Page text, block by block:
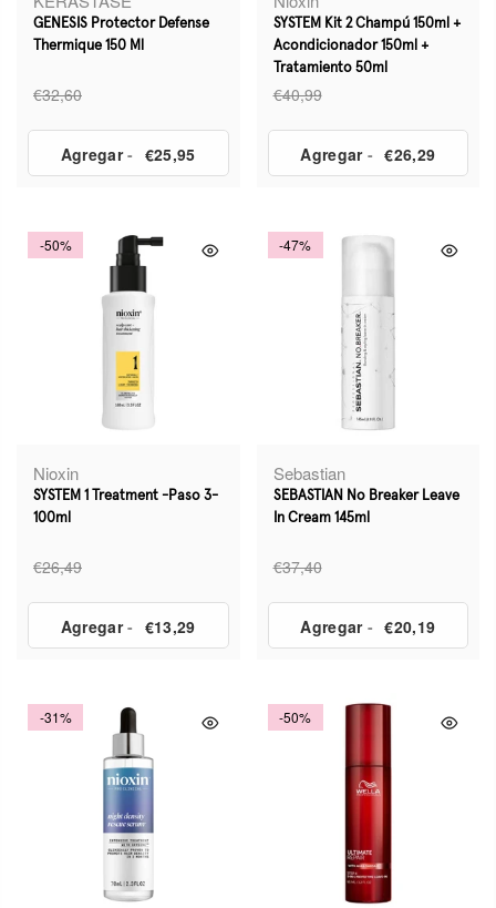
GENESIS Protector Defense
Thermique 150 Ml
€32,60
Agregar- €25,95
SYSTEM Kit 2 Champú 150ml +
Acondicionador 150ml +
Tratamiento 50ml
€40,99
Agregar- €26,29
-50%
Nioxin
SYSTEM 1 Treatment -Paso 3-
100ml
€26,49
Agregar- €13,29
-47%
Sebastian
SEBASTIAN No Breaker Leave
In Cream 145ml
€37,40
Agregar- €20,19
-31% -50%